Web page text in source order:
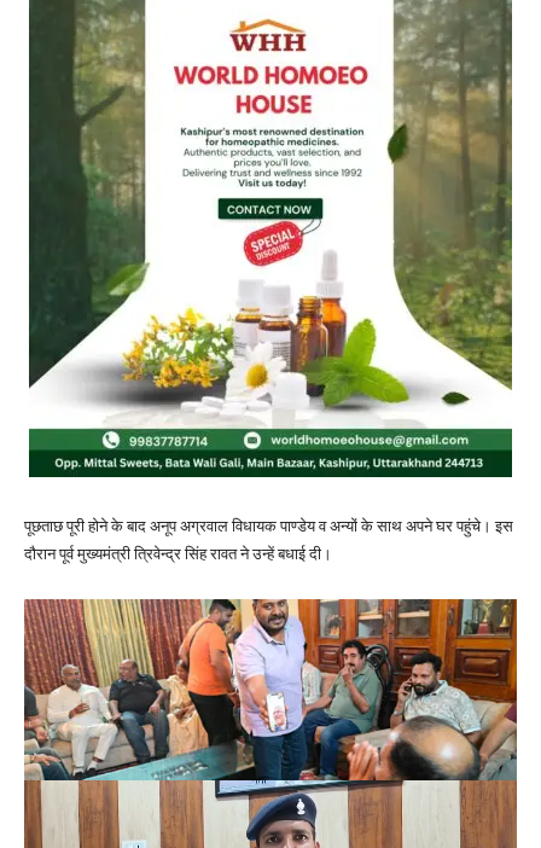
पूछताछ पूरी होने के बाद अनूप अग्रवाल विधायक पाण्डेय व अन्यों के साथ अपने घर पहुंचे। इस
दौरान पूर्व मुख्यमंत्री त्रिवेन्द्र सिंह रावत ने उन्हें बधाई दी।